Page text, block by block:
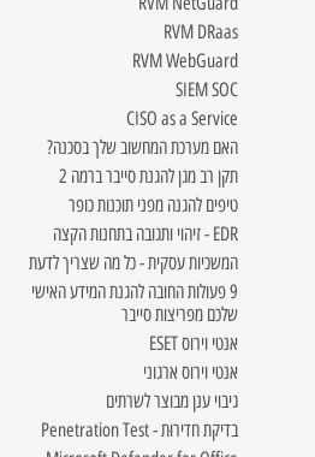
RVM DRaas
RVM WebGuard
SIEM SOC
CISO as a Service
האם מערכת המחשוב שלך בסכנה?
תקן רב מגן להגנת סייבר ברמה 2
טיפים להגנה מפני תוכנות כופר
EDR - זיהוי ותגובה בתחנות הקצה
המשכיות עסקית - כל מה שצריך לדעת
9 פעולות החובה להגנת המידע האישי
שלכם מפריצות סייבר
אנטי וירוס ESET
אנטי וירוס ארגוני
גיבוי ענן מבוצר לשרתים
בדיקת חדירוּת - Penetration Test